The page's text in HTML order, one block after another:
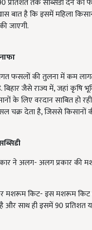
प्रतिशत तक सब्सिडी देने का
बात है कि इसमें महिला
जाएगी.
फसलों की तुलना में कम
बिहार जैसे राज्य में, जहां कृषि
के लिए वरदान साबित हो
देता है, जिससे किसानों
ने अलग- अलग प्रकार की
मशरूम किट- इस मशरूम किट
और साथ ही इसमें 90 प्रतिशत